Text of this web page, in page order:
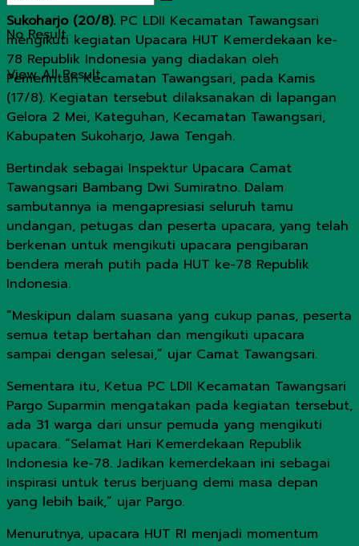
No Result
View All Result
Sukoharjo (20/8). PC LDII Kecamatan Tawangsari
mengikuti kegiatan Upacara HUT Kemerdekaan ke-
78 Republik Indonesia yang diadakan oleh
Pemerintah Kecamatan Tawangsari, pada Kamis
(17/8). Kegiatan tersebut dilaksanakan di lapangan
Gelora 2 Mei, Kateguhan, Kecamatan Tawangsari,
Kabupaten Sukoharjo, Jawa Tengah.
Bertindak sebagai Inspektur Upacara Camat
Tawangsari Bambang Dwi Sumiratno. Dalam
sambutannya ia mengapresiasi seluruh tamu
undangan, petugas dan peserta upacara, yang telah
berkenan untuk mengikuti upacara pengibaran
bendera merah putih pada HUT ke-78 Republik
Indonesia.
“Meskipun dalam suasana yang cukup panas, peserta
semua tetap bertahan dan mengikuti upacara
sampai dengan selesai,” ujar Camat Tawangsari.
Sementara itu, Ketua PC LDII Kecamatan Tawangsari
Pargo Suparmin mengatakan pada kegiatan tersebut,
ada 31 warga dari unsur pemuda yang mengikuti
upacara. “Selamat Hari Kemerdekaan Republik
Indonesia ke-78. Jadikan kemerdekaan ini sebagai
inspirasi untuk terus berjuang demi masa depan
yang lebih baik,” ujar Pargo.
Menurutnya, upacara HUT RI menjadi momentum